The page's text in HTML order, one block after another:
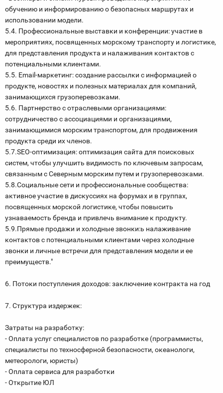
обучению и информированию о безопасных маршрутах и
использовании модели.
5.4. Профессиональные выставки и конференции: участие в
мероприятиях, посвященных морскому транспорту и логистике,
для представления продукта и налаживания контактов с
потенциальными клиентами.
5.5. Email-маркетинг: создание рассылки с информацией о
продукте, новостях и полезных материалах для компаний,
занимающихся грузоперевозками.
5.6. Партнерство с отраслевыми организациями:
сотрудничество с ассоциациями и организациями,
занимающимися морским транспортом, для продвижения
продукта среди их членов.
5.7.SEO-оптимизация: оптимизация сайта для поисковых
систем, чтобы улучшить видимость по ключевым запросам,
связанным с Северным морским путем и грузоперевозками.
5.8.Социальные сети и профессиональные сообщества:
активное участие в дискуссиях на форумах и в группах,
посвященных морской логистике, чтобы повысить
узнаваемость бренда и привлечь внимание к продукту.
5.9.Прямые продажи и холодные звонки:ь налаживание
контактов с потенциальными клиентами через холодные
звонки и личные встречи для представления модели и ее
преимуществ."
6. Потоки поступления доходов: заключение контракта на год
7. Структура издержек:
Затраты на разработку:
- Оплата услуг специалистов по разработке (программисты,
специалисты по техносферной безопасности, океанологи,
метеорологи, юристы)
- Оплата сервиса для разработки
- Открытие ЮЛ